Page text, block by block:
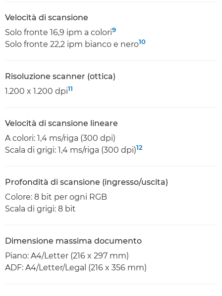
Velocità di scansione
Solo fronte 16,9 ipm a colori9
Solo fronte 22,2 ipm bianco e nero10
Risoluzione scanner (ottica)
1.200 x 1.200 dpi11
Velocità di scansione lineare
A colori: 1,4 ms/riga (300 dpi)
Scala di grigi: 1,4 ms/riga (300 dpi)12
Profondità di scansione (ingresso/uscita)
Colore: 8 bit per ogni RGB
Scala di grigi: 8 bit
Dimensione massima documento
Piano: A4/Letter (216 x 297 mm)
ADF: A4/Letter/Legal (216 x 356 mm)